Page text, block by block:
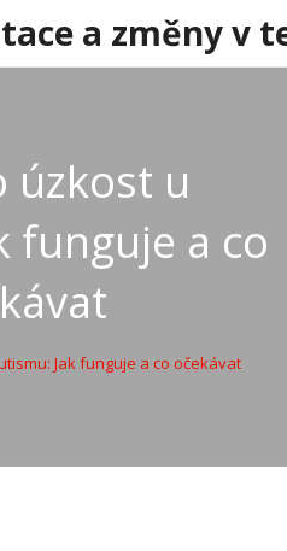
a změny v
úzkost u
funguje a co
Jak funguje a co očekávat